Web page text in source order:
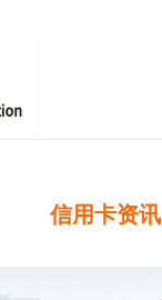
信用卡资讯